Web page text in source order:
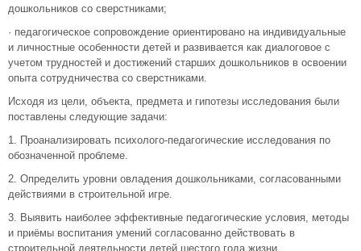
дошкольников со сверстниками;
· педагогическое сопровождение ориентировано на индивидуальные
и личностные особенности детей и развивается как диалоговое с
учетом трудностей и достижений старших дошкольников в освоении
опыта сотрудничества со сверстниками.
Исходя из цели, объекта, предмета и гипотезы исследования были
поставлены следующие задачи:
1. Проанализировать психолого-педагогические исследования по
обозначенной проблеме.
2. Определить уровни овладения дошкольниками, согласованными
действиями в строительной игре.
3. Выявить наиболее эффективные педагогические условия, методы
и приёмы воспитания умений согласованно действовать в
строительной деятельности детей шестого года жизни.